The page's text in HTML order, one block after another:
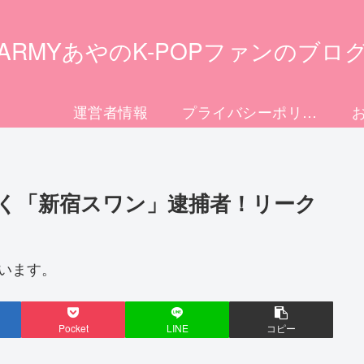
あやのK-POPファンのブロ
運営者情報 プライバシーポリシー
「新宿スワン」逮捕者！リーク
す。
Pocket LINE コピー